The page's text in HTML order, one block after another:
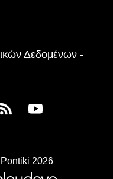
Δεδομένων -
2026